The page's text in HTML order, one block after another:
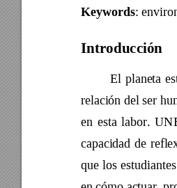
Keywords:
Introducción
El planeta
relación del ser
en esta labor.
capacidad de
que los estudiantes